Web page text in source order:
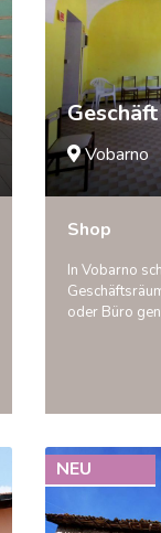
Vobarno
Shop
In Vobarno
oder Büro
NEU